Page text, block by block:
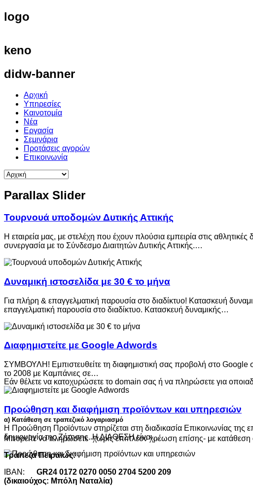
logo
keno
didw-banner
Αρχική
Υπηρεσίες
Καινοτομία
Νέα
Εργασία
Σεμινάρια
Προτάσεις αγορών
Επικοινωνία
Parallax Slider
Τουρνουά υποδομών Δυτικής Αττικής
Η εταιρεία μας, με στελέχη που έχουν πλούσια εμπειρία στις
συνεργασία με το Σύνδεσμο Διαιτητών Δυτικής Αττικής.…
Δυναμική ιστοσελίδα με 30 € το μήνα
Για πλήρη & επαγγελματική παρουσία στο διαδίκτυο! Κατασκευή
επαγγελματική παρουσία στο διαδίκτυο. Κατασκευή δυναμικής…
Διαφημιστείτε με Google Adwords
ΣΥΜΒΟΥΛΗ! Εμπιστευθείτε τη διαφημιστική σας προβολή στο Google
το 2008 με Καμπάνιες σε…
Προώθηση και διαφήμιση προϊόντων και υπηρεσιών
Η Προώθηση Προϊόντων στηρίζεται στη διαδικασία Επικοινωνίας της
δημιουργία της Ζήτησης. Η ΔΙΑΘΕΣΗ είναι…
Εάν θέλετε να κατοχυρώσετε το domain σας ή να πληρώσετε για
α) Κατάθεση σε τραπεζικό λογαριασμό
Μπορείτε να πληρώσετε -χωρίς επιπλέον χρέωση επίσης- με
Τράπεζα Πειραιώς:
ΙΒΑΝ: GR24 0172 0270 0050 2704 5200 209
(δικαιούχος: Μπόλη Ναταλία)